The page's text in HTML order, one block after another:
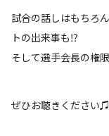
試合の話しはもちろ
トの出来事も⁉
そして選手会長の権
ぜひお聴きください♫